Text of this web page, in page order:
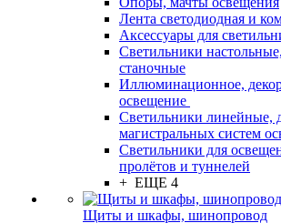
Лента светодиодная и
Аксессуары для
Светильники
станочные
Иллюминационное,
освещение
Светильники линейные,
магистральных систем
Светильники для
пролётов и туннелей
+ ЕЩЕ 4
Щиты и шкафы, шинопровод